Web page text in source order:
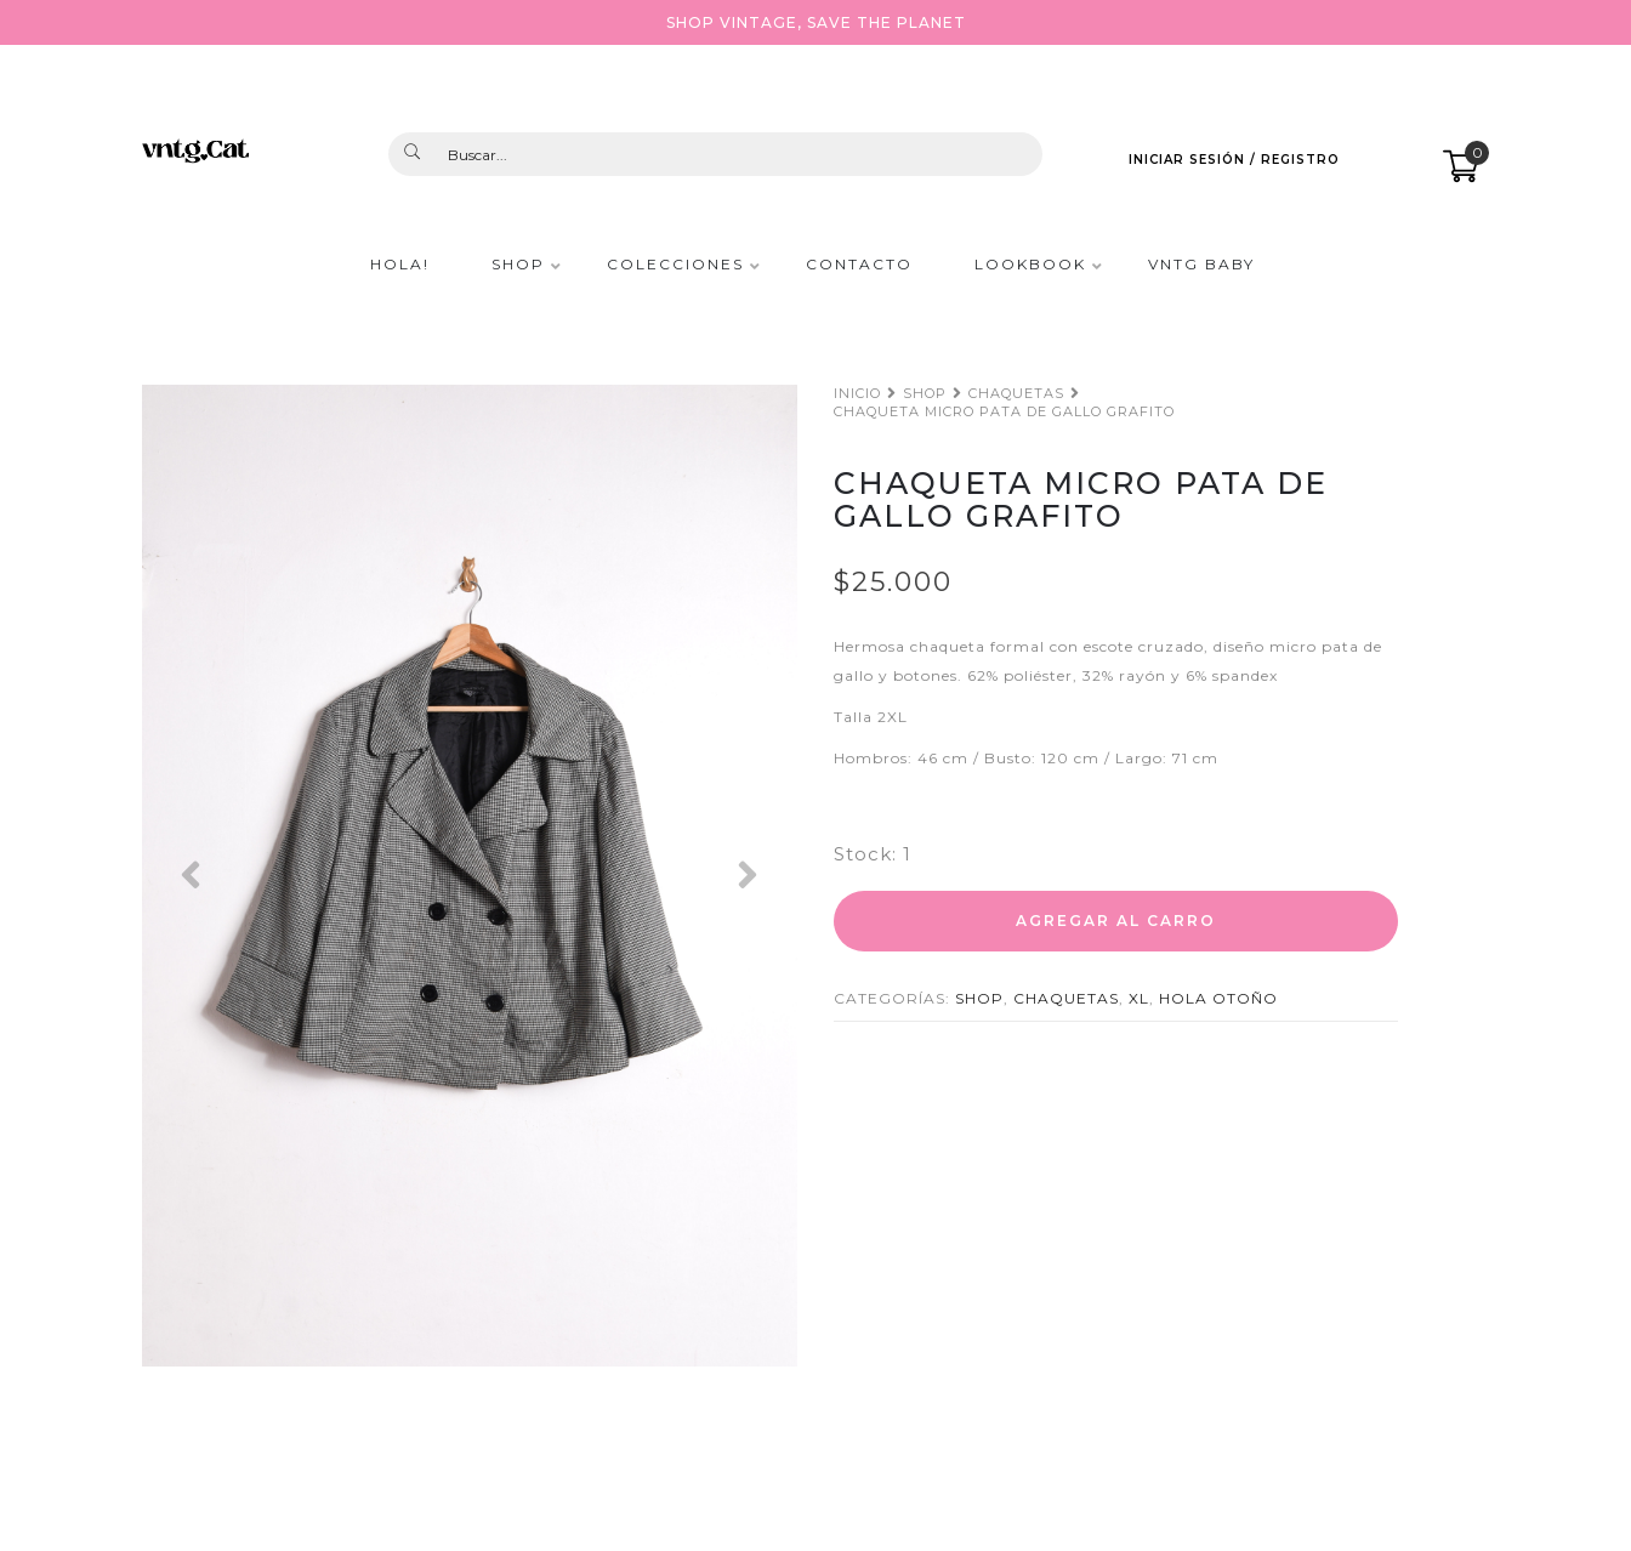
SHOP VINTAGE, SAVE THE PLANET
INICIAR SESIÓN / REGISTRO 0
HOLA! SHOP COLECCIONES CONTACTO LOOKBOOK VNTG BABY
Previous Next
INICIO SHOP
CHAQUETAS
CHAQUETA MICRO PATA DE GALLO GRAFITO
CHAQUETA MICRO PATA DE
GALLO GRAFITO
$25.000
Hermosa chaqueta formal con escote cruzado, diseño micro pata de
gallo y botones. 62% poliéster, 32% rayón y 6% spandex
Talla 2XL
Hombros: 46 cm / Busto: 120 cm / Largo: 71 cm
Stock: 1
AGREGAR AL CARRO
CATEGORÍAS: SHOP CHAQUETAS XL HOLA OTOÑO